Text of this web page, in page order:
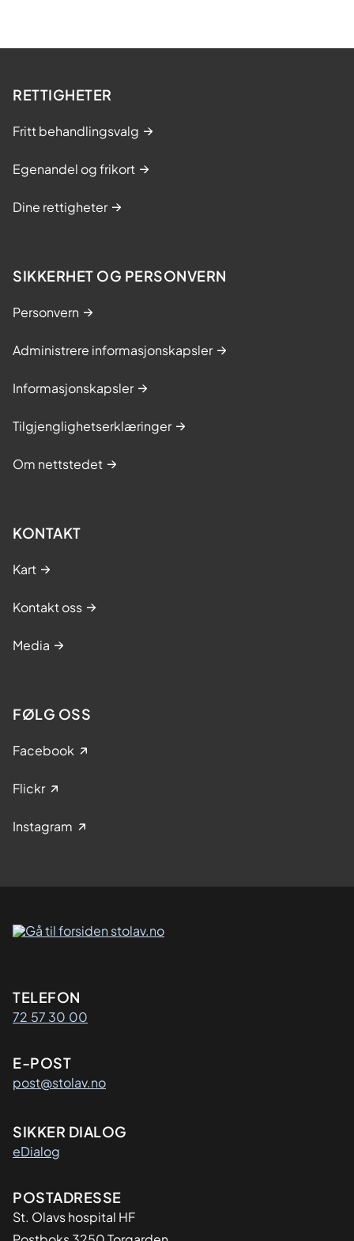
RETTIGHETER
Fritt behandlingsvalg
Egenandel og frikort
Dine rettigheter
SIKKERHET OG PERSONVERN
Personvern
Administrere informasjonskapsler
Informasjonskapsler
Tilgjenglighetserklæringer
Om nettstedet
KONTAKT
Kart
Kontakt oss
Media
FØLG OSS
Facebook
Flickr
Instagram
Kontaktinformasjon
TELEFON
72 57 30 00
E-POST
post@stolav.no
SIKKER DIALOG
eDialog
Adresse
POSTADRESSE
St. Olavs hospital HF